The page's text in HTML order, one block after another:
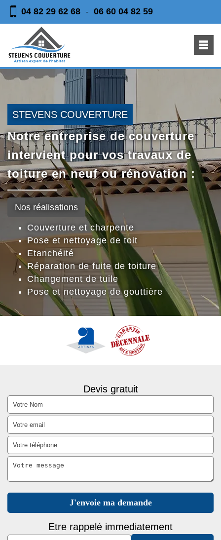
04 82 29 62 68 - 06 60 04 82 59
STEVENS COUVERTURE
Notre entreprise de couverture
intervient pour vos travaux de
toiture en neuf ou rénovation :
Nos réalisations
Couverture et charpente
Pose et nettoyage de toit
Etanchéité
Réparation de fuite de toiture
Changement de tuile
Pose et nettoyage de gouttière
Devis gratuit
Etre rappelé immediatement